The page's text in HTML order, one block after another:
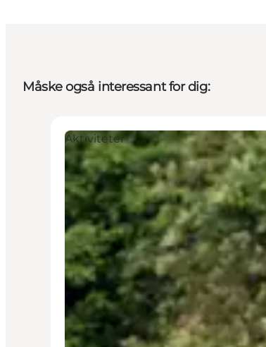
Måske også interessant for dig:
Aktiviteter